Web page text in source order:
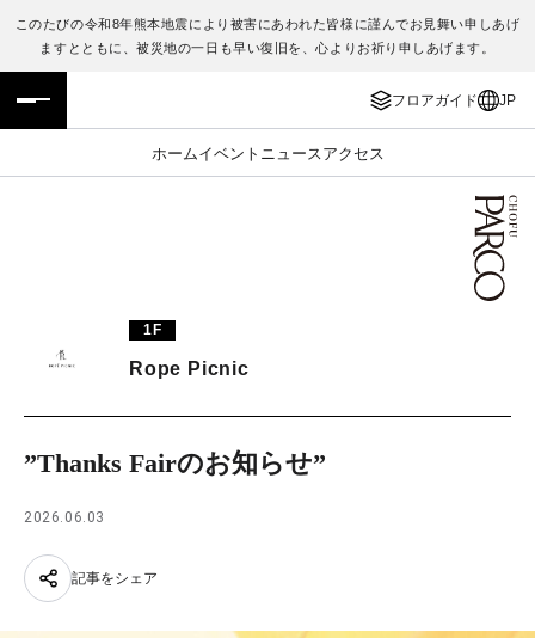
このたびの令和8年熊本地震により被害にあわれた皆様に謹んでお見舞い申しあげ
ますとともに、被災地の一日も早い復旧を、心よりお祈り申しあげます。
フロアガイド JP
ホームイベント ニュース アクセス
フロアガイド
施設案内・アクセス
TAX FREE
ENGLISH
繁体字
日本語
1F
Rope Picnic
”Thanks Fairのお知らせ”
2026.06.03
記事をシェア